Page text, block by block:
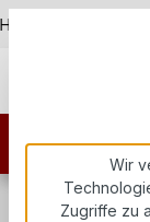
Zum Hauptinhalt
- 07451 /
Hundefutter
Super Premium
Wir
Zugriffe zu